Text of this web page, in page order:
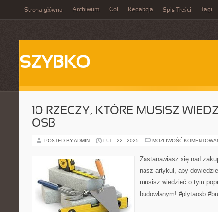
Strona główna Archiwum Gol Redakcja Spis Treści Tagi
SZYBKO
10 RZECZY, KTÓRE MUSISZ
OSB
POSTED BY ADMIN LUT - 22 - 2025 MOŻLIWOŚĆ
Zastanawiasz się nad
nasz artykuł, aby
musisz wiedzieć o tym
budowlanym! #plytaosb